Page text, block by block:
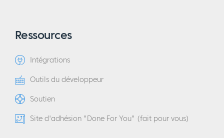
Ressources
Intégrations
Outils du développeur
Soutien
Site d'adhésion "Done For You" (fait pour vous)